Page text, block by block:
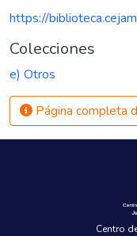
https://
Colecciones
e) Otros
Página completa
Centro